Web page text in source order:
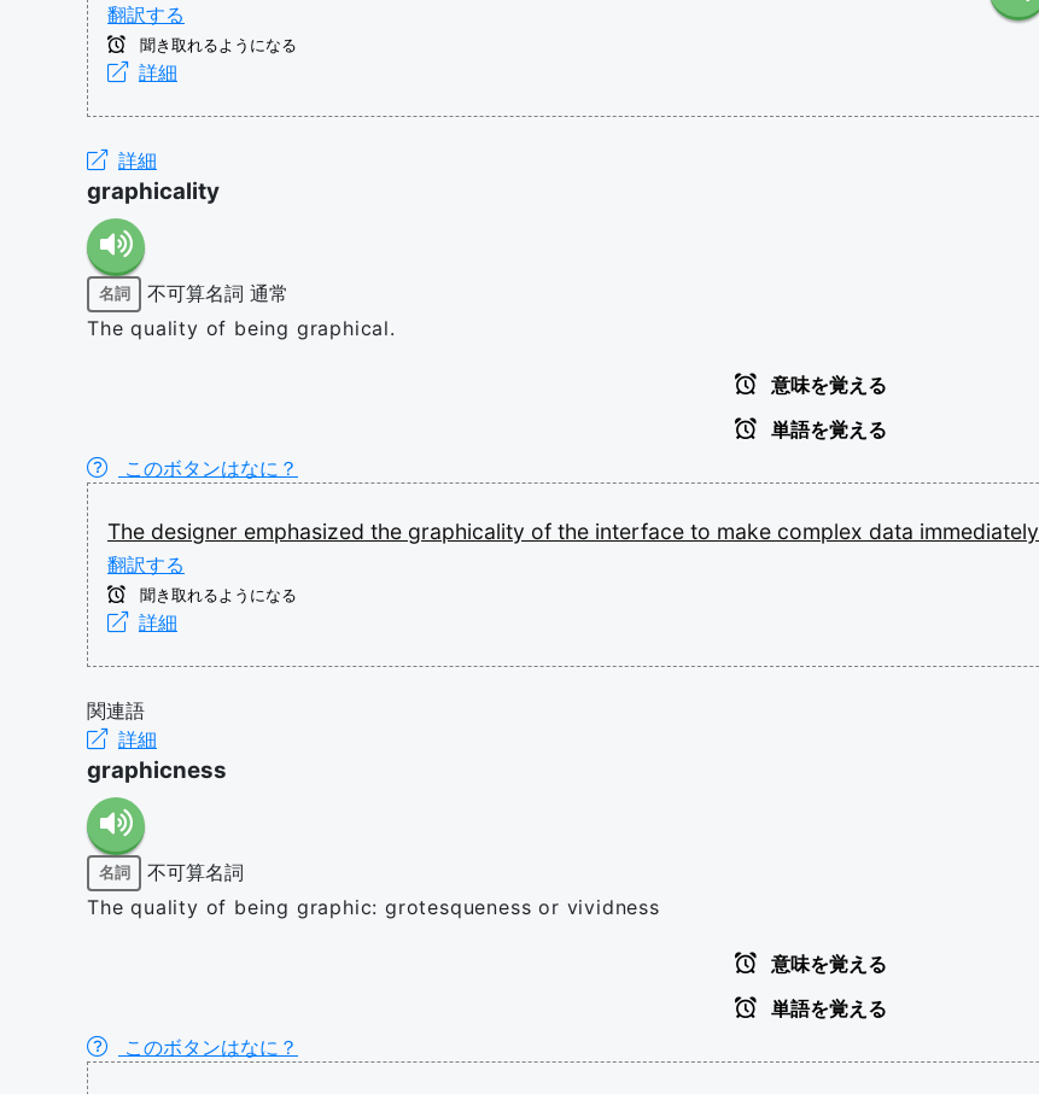
翻訳する
聞き取れるようになる
詳細
詳細
graphicality
名詞 不可算名詞 通常
The quality of being graphical.
意味を覚える
単語を覚える
このボタンはなに？
The designer emphasized the graphicality of the interface to make complex data immediately
翻訳する
聞き取れるようになる
詳細
関連語
詳細
graphicness
名詞
不可算名詞
The quality of being graphic: grotesqueness or vividness
意味を覚える
単語を覚える
このボタンはなに？